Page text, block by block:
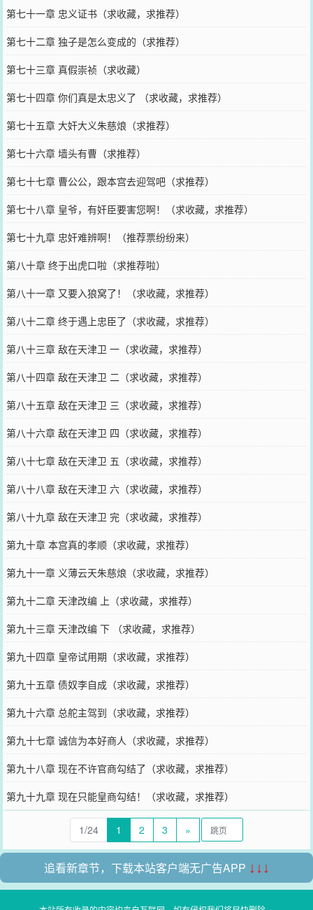
第七十一章 忠义证书（求收藏，求推荐）
第七十二章 独子是怎么变成的（求推荐）
第七十三章 真假崇祯（求收藏）
第七十四章 你们真是太忠义了 （求收藏，求推荐）
第七十五章 大奸大义朱慈烺（求推荐）
第七十六章 墙头有曹（求推荐）
第七十七章 曹公公，跟本宫去迎驾吧（求推荐）
第七十八章 皇爷，有奸臣要害您啊！（求收藏，求推荐）
第七十九章 忠奸难辨啊！（推荐票纷纷来）
第八十章 终于出虎口啦（求推荐啦）
第八十一章 又要入狼窝了！（求收藏，求推荐）
第八十二章 终于遇上忠臣了（求收藏，求推荐）
第八十三章 敌在天津卫 一（求收藏，求推荐）
第八十四章 敌在天津卫 二（求收藏，求推荐）
第八十五章 敌在天津卫 三（求收藏，求推荐）
第八十六章 敌在天津卫 四（求收藏，求推荐）
第八十七章 敌在天津卫 五（求收藏，求推荐）
第八十八章 敌在天津卫 六（求收藏，求推荐）
第八十九章 敌在天津卫 完（求收藏，求推荐）
第九十章 本宫真的孝顺（求收藏，求推荐）
第九十一章 义薄云天朱慈烺（求收藏，求推荐）
第九十二章 天津改编 上（求收藏，求推荐）
第九十三章 天津改编 下 （求收藏，求推荐）
第九十四章 皇帝试用期（求收藏，求推荐）
第九十五章 债奴李自成（求收藏，求推荐）
第九十六章 总舵主驾到（求收藏，求推荐）
第九十七章 诚信为本好商人（求收藏，求推荐）
第九十八章 现在不许官商勾结了（求收藏，求推荐）
第九十九章 现在只能皇商勾结！（求收藏，求推荐）
1/24 1 2 3 »
追看新章节，下载本站客户端无广告APP ↓↓↓